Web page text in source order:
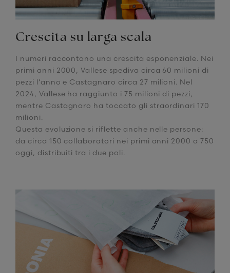
Crescita su larga scala
I numeri raccontano una crescita esponenziale. Nei
primi anni 2000, Vallese spediva circa 60 milioni di
pezzi l’anno e Castagnaro circa 27 milioni. Nel
2024, Vallese ha raggiunto i 75 milioni di pezzi,
mentre Castagnaro ha toccato gli straordinari 170
milioni.
Questa evoluzione si riflette anche nelle persone:
da circa 150 collaboratori nei primi anni 2000 a 750
oggi, distribuiti tra i due poli.